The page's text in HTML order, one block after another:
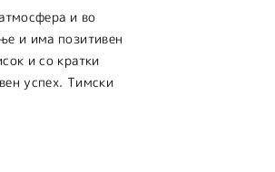
и во
и има позитивен
и со кратки
успех. Тимски